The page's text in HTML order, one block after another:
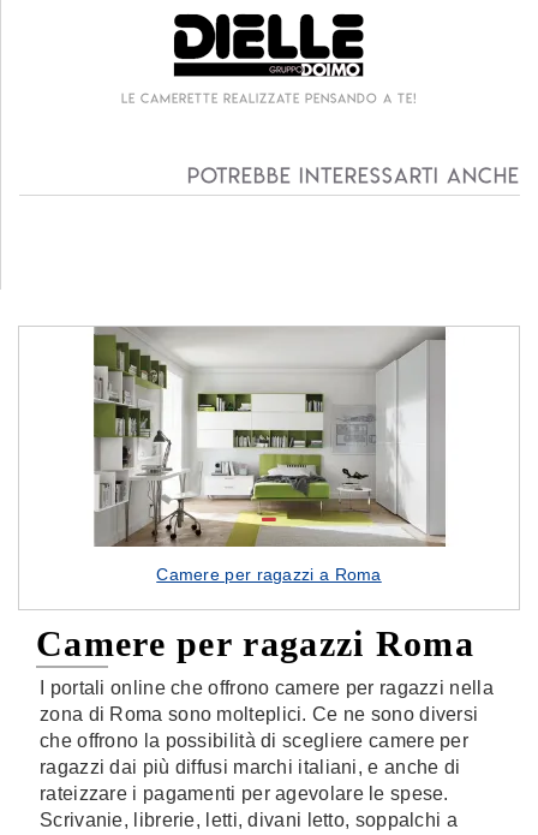
Camere per ragazzi a Roma
Camere per ragazzi Roma
I portali online che offrono camere per ragazzi nella
zona di Roma sono molteplici. Ce ne sono diversi
che offrono la possibilità di scegliere camere per
ragazzi dai più diffusi marchi italiani, e anche di
rateizzare i pagamenti per agevolare le spese.
Scrivanie, librerie, letti, divani letto, soppalchi a
Le camerette realizzate pensando a te!
Potrebbe interessarti anche